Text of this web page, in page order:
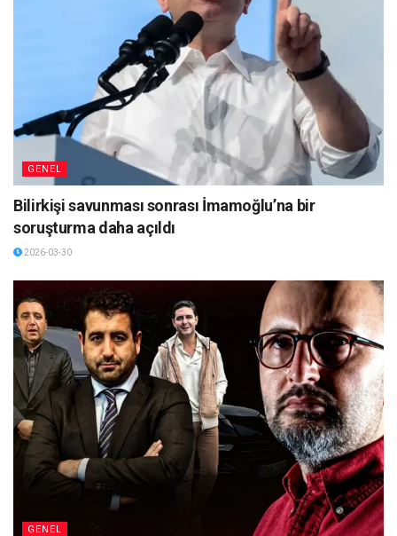
GENEL
Bilirkişi savunması sonrası İmamoğlu’na bir
soruşturma daha açıldı
2026-03-30
GENEL